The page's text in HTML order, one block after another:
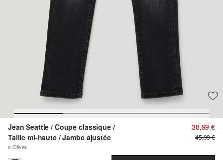
Jean Seattle / Coupe classique /
Taille mi-haute / Jambe ajustée
s.Oliver
38,99 €
45,99 €